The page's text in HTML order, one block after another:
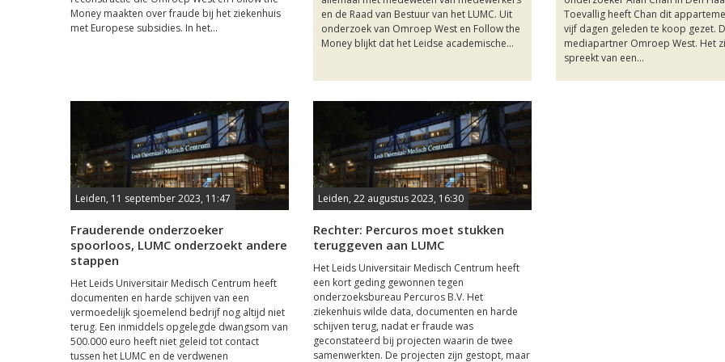
Money maakten over fraude bij het ziekenhuis
met Europese subsidies. In het...
en de Raad van Bestuur van het LUMC. Uit
onderzoek van Omroep West en Follow the
Money blijkt dat het Leidse academische...
Toevallig heeft Chan dit
vijf dagen geleden te koop gezet.
mediapartner Omroep West. Het
spreekt van een...
Leiden, 11 september 2023, 11:47
Frauderende onderzoeker
spoorloos, LUMC onderzoekt andere
stappen
Het Leids Universitair Medisch Centrum heeft
documenten en harde schijven van een
vermoedelijk sjoemelend bedrijf nog altijd niet
terug. Een inmiddels opgelegde dwangsom van
500.000 euro heeft niet geleid tot contact
tussen het LUMC en de verdwenen
Leiden, 22 augustus 2023, 16:30
Rechter: Percuros moet stukken
teruggeven aan LUMC
Het Leids Universitair Medisch Centrum heeft
een kort geding gewonnen tegen
onderzoeksbureau Percuros B.V. Het
ziekenhuis wilde data, documenten en harde
schijven terug, nadat er fraude was
geconstateerd bij projecten waarin de twee
samenwerkten. De projecten zijn gestopt, maar